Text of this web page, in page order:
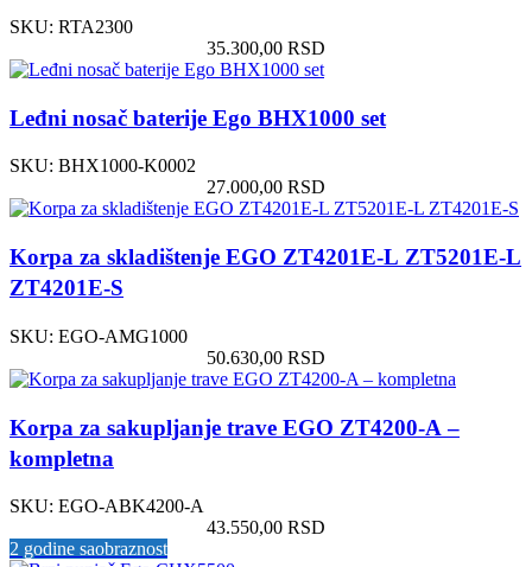
SKU: RTA2300
35.300,00 RSD
Leđni nosač baterije Ego BHX1000 set
SKU: BHX1000-K0002
27.000,00 RSD
Korpa za skladištenje EGO ZT4201E-L ZT5201E-L
ZT4201E-S
SKU: EGO-AMG1000
50.630,00 RSD
Korpa za sakupljanje trave EGO ZT4200-A –
kompletna
SKU: EGO-ABK4200-A
43.550,00 RSD
2 godine saobraznost